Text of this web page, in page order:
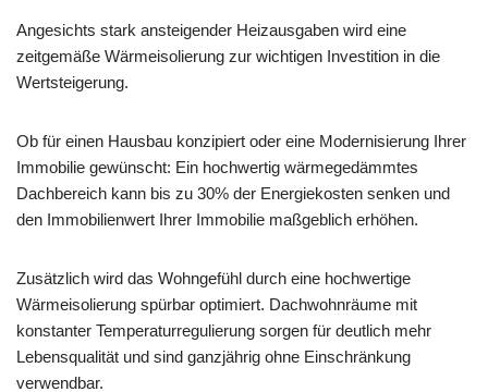
Angesichts stark ansteigender Heizausgaben wird eine
zeitgemäße Wärmeisolierung zur wichtigen Investition in die
Wertsteigerung.
Ob für einen Hausbau konzipiert oder eine Modernisierung Ihrer
Immobilie gewünscht: Ein hochwertig wärmegedämmtes
Dachbereich kann bis zu 30% der Energiekosten senken und
den Immobilienwert Ihrer Immobilie maßgeblich erhöhen.
Zusätzlich wird das Wohngefühl durch eine hochwertige
Wärmeisolierung spürbar optimiert. Dachwohnräume mit
konstanter Temperaturregulierung sorgen für deutlich mehr
Lebensqualität und sind ganzjährig ohne Einschränkung
verwendbar.